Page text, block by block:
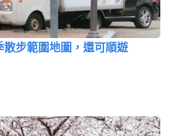
散步範圍地圖，還可順遊